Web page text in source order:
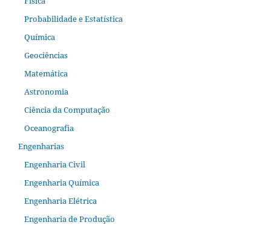
Probabilidade e Estatística
Química
Geociências
Matemática
Astronomia
Ciência da Computação
Oceanografia
Engenharias
Engenharia Civil
Engenharia Química
Engenharia Elétrica
Engenharia de Produção